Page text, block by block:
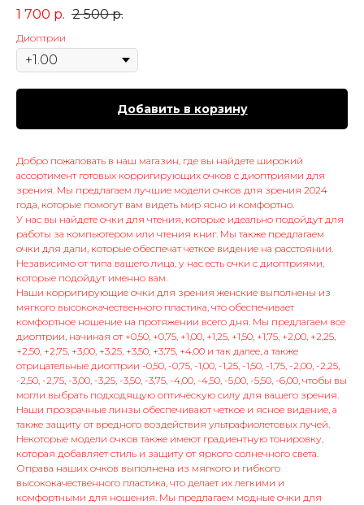
1 700 р. 2 500 р.
Диоптрии
Добавить в корзину
Добро пожаловать в наш магазин, где вы найдете широкий
ассортимент готовых корригирующих очков с диоптриями для
зрения. Мы предлагаем лучшие модели очков для зрения 2024
года, которые помогут вам видеть мир ясно и комфортно.
У нас вы найдете очки для чтения, которые идеально подойдут для
работы за компьютером или чтения книг. Мы также предлагаем
очки для дали, которые обеспечат четкое видение на расстоянии.
Независимо от типа вашего лица, у нас есть очки с диоптриями,
которые подойдут именно вам.
Наши корригирующие очки для зрения женские выполнены из
мягкого высококачественного пластика, что обеспечивает
комфортное ношение на протяжении всего дня. Мы предлагаем все
диоптрии, начиная от +0,50, +0,75, +1,00, +1,25, +1,50, +1,75, +2,00, +2,25,
+2,50, +2,75, +3,00, +3,25, +3,50, +3,75, +4,00 и так далее, а также
отрицательные диоптрии -0,50, -0,75, -1,00, -1,25, -1,50, -1,75, -2,00, -2,25,
-2,50, -2,75, -3,00, -3,25, -3,50, -3,75, -4,00, -4,50, -5,00, -5,50, -6,00, чтобы вы
могли выбрать подходящую оптическую силу для вашего зрения.
Наши прозрачные линзы обеспечивают четкое и ясное видение, а
также защиту от вредного воздействия ультрафиолетовых лучей.
Некоторые модели очков также имеют градиентную тонировку,
которая добавляет стиль и защиту от яркого солнечного света.
Оправа наших очков выполнена из мягкого и гибкого
высококачественного пластика, что делает их легкими и
комфортными для ношения. Мы предлагаем модные очки для